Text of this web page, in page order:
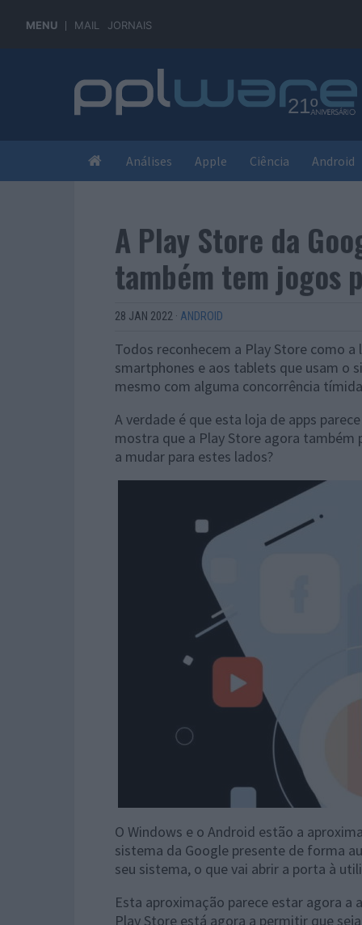
MENU MAIL JORNAIS
Análises Apple Ciência Android
A Play Store da
também tem jogos
28 JAN 2022 · ANDROID
Todos reconhecem a Play Store como
smartphones e aos tablets que usam o
mesmo com alguma concorrência
A verdade é que esta loja de apps
mostra que a Play Store agora também
a mudar para estes lados?
O Windows e o Android estão a
sistema da Google presente de forma
seu sistema, o que vai abrir a porta à
Esta aproximação parece estar agora a
Play Store está agora a permitir que